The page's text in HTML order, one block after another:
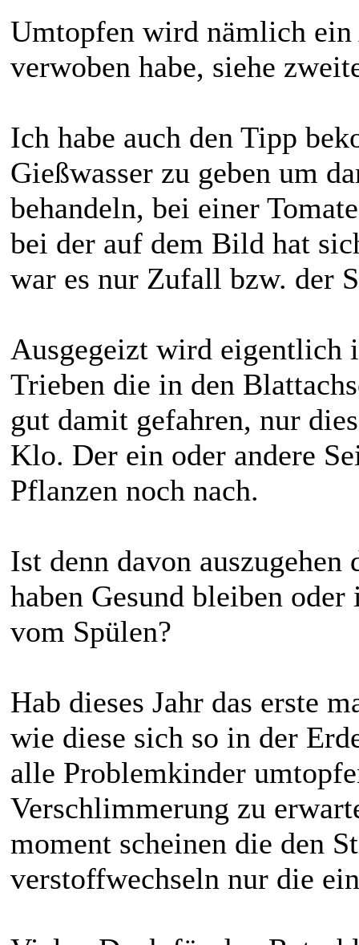
Umtopfen wird nämlich
verwoben habe, siehe
Ich habe auch den Tipp
Gießwasser zu geben um
behandeln, bei einer
bei der auf dem Bild hat
war es nur Zufall bzw. der
Ausgegeizt wird eigentlich
Trieben die in den
gut damit gefahren, nur
Klo. Der ein oder andere
Pflanzen noch nach.
Ist denn davon
haben Gesund bleiben
vom Spülen?
Hab dieses Jahr das erste
wie diese sich so in der
alle Problemkinder
Verschlimmerung zu
moment scheinen die den
verstoffwechseln nur die